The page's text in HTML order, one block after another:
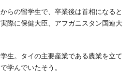
らの留学生で、卒業後は首相になると
際に保健大臣、アフガニスタン国連大
生。タイの主要産業である農業を立て
学んでいたそう。